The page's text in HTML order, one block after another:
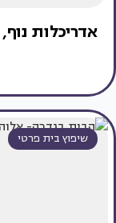
אדריכלות
שיפוץ בית פרטי